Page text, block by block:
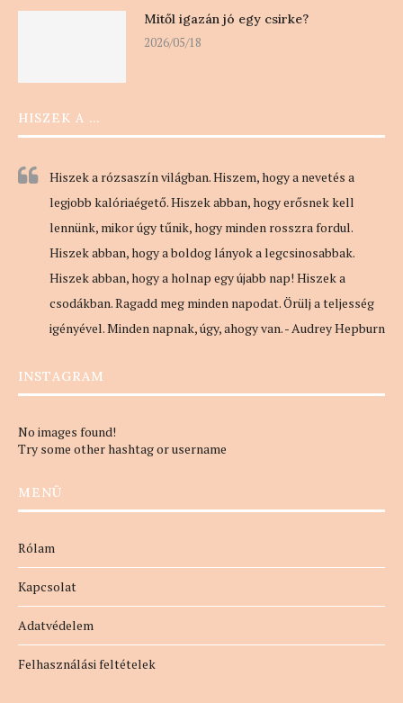
Mitől igazán jó egy csirke?
2026/05/18
HISZEK A …
Hiszek a rózsaszín világban. Hiszem, hogy a nevetés a
legjobb kalóriaégető. Hiszek abban, hogy erősnek kell
lennünk, mikor úgy tűnik, hogy minden rosszra fordul.
Hiszek abban, hogy a boldog lányok a legcsinosabbak.
Hiszek abban, hogy a holnap egy újabb nap! Hiszek a
csodákban. Ragadd meg minden napodat. Örülj a teljesség
igényével. Minden napnak, úgy, ahogy van. - Audrey Hepburn
INSTAGRAM
No images found!
Try some other hashtag or username
MENÜ
Rólam
Kapcsolat
Adatvédelem
Felhasználási feltételek